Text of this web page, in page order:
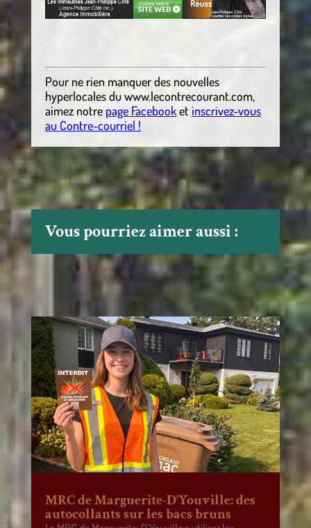
Pour ne rien manquer des nouvelles
hyperlocalesdu www.lecontrecourant.com,
aimez notre page Facebooket inscrivez-vous
au Contre-courriel !
Vous pourriez aimer aussi :
MRC de Marguerite-D’Youville: des
autocollants sur les bacs bruns